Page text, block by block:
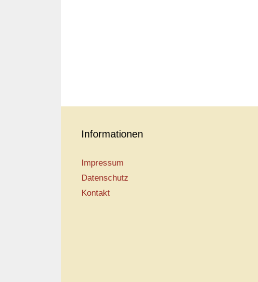
Informationen
Impressum
Datenschutz
Kontakt